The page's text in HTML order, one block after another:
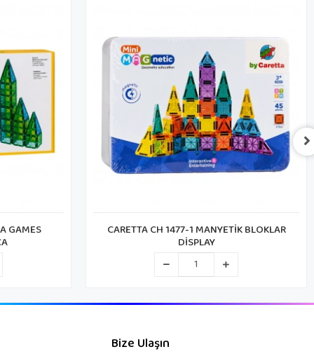
BLOKLAR CARETTA CH 1473-1 MANYETİK BLOKLAR
DİSPLAY
Bize Ulaşın